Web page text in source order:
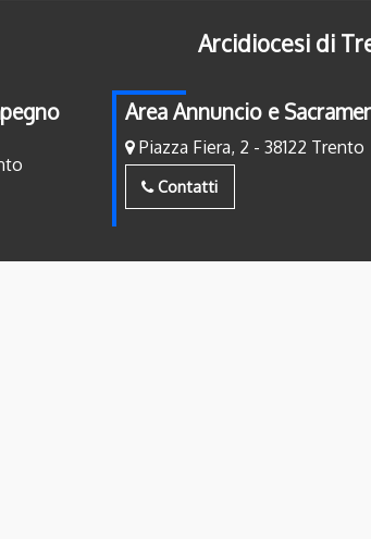
Arcidiocesi di
Area Annuncio e
Piazza Fiera, 2 - 38122 Trento
Contatti